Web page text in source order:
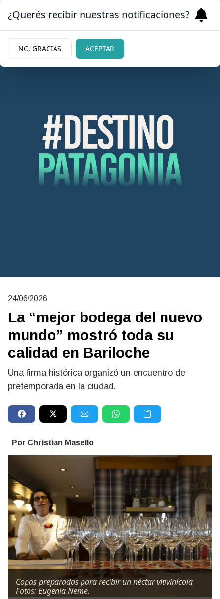
24/06/2026
La “mejor bodega del nuevo
mundo” mostró toda su
calidad en Bariloche
Una firma histórica organizó un encuentro de
pretemporada en la ciudad.
Por Christian Masello
Copas preparadas para recibir un néctar vitivinícola.
Fotos: Eugenia Neme.
¿Querés recibir nuestras notificaciones?
NO, GRACIAS ACEPTAR